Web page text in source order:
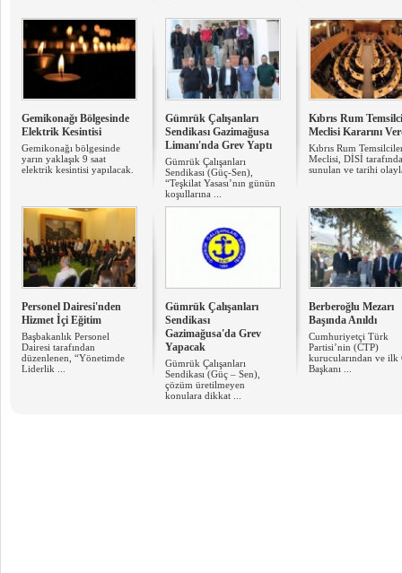
Gemikonağı Bölgesinde
Elektrik Kesintisi
Gemikonağı bölgesinde
yarın yaklaşık 9 saat
elektrik kesintisi yapılacak.
Gümrük Çalışanları
Sendikası Gazimağusa
Limanı'nda Grev Yaptı
Gümrük Çalışanları
Sendikası (Güç-Sen),
“Teşkilat Yasası’nın günün
koşullarına ...
Kıbrıs Rum
Meclisi Kararını
Kıbrıs Rum
Meclisi, DİSİ
sunulan ve tarihi
Personel Dairesi'nden
Hizmet İçi Eğitim
Başbakanlık Personel
Dairesi tarafından
düzenlenen, “Yönetimde
Liderlik ...
Gümrük Çalışanları
Sendikası
Gazimağusa'da Grev
Yapacak
Gümrük Çalışanları
Sendikası (Güç – Sen),
çözüm üretilmeyen
konulara dikkat ...
Berberoğlu Mezarı
Başında Anıldı
Cumhuriyetçi Türk
Partisi’nin (CTP)
kurucularından ve ilk
Başkanı ...